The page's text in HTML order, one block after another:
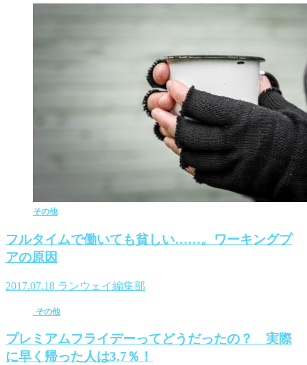
その他
フルタイムで働いても貧しい……。ワーキングプ
アの原因
2017.07.18 ランウェイ編集部
その他
プレミアムフライデーってどうだったの？ 実際
に早く帰った人は3.7％！